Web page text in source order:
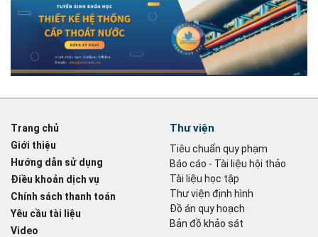
Trang chủ
Giới thiệu
Hướng dẫn sử dụng
Điều khoản dịch vụ
Chính sách thanh toán
Yêu cầu tài liệu
Video
Thư viện
Tiêu chuẩn quy phạm
Báo cáo - Tài liệu hội thảo
Tài liệu học tập
Thư viện định hình
Đồ án quy hoạch
Bản đồ khảo sát